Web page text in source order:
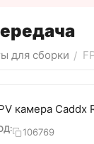
для сборки /
камера Caddx
106769